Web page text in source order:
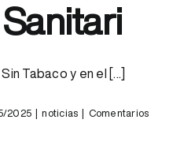
Tabaco y en el [...]
2025 noticias
Comentarios